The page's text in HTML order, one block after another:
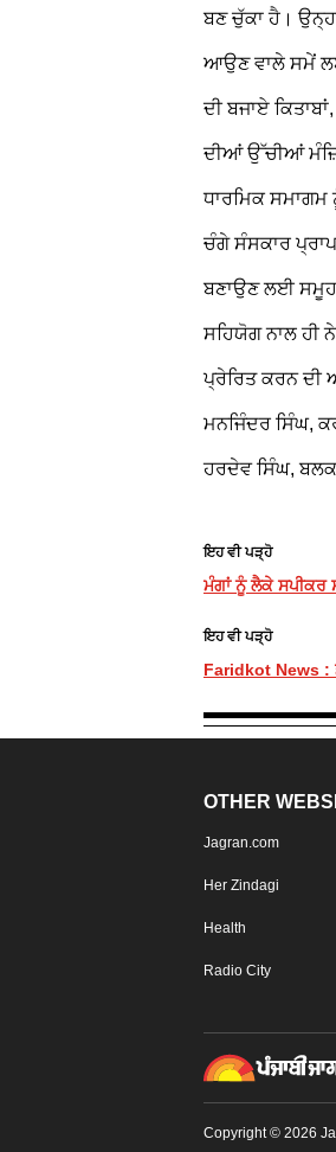
ਬਣ ਚੁੱਕਾ ਹੈ।
ਆਉਣ ਵਾਲੇ ਸਮੇਂ
ਦੀ ਬਜਾਏ
ਦੀਆਂ ਉੱਚੀਆਂ
ਧਾਰਮਿਕ ਸਮਾਗਮ
ਚੰਗੇ ਸੰਸਕਾਰ
ਬਣਾਉਣ ਲਈ ਸਮੂਹ
ਸਹਿਯੋਗ ਨਾਲ ਹੀ
ਪ੍ਰੇਰਿਤ ਕਰਨ ਦੀ
ਮਨਜਿੰਦਰ ਸਿੰਘ,
ਹਰਦੇਵ ਸਿੰਘ,
ਇਹ ਵੀ ਪੜ੍ਹੋ
ਮੰਗਾਂ ਨੂੰ ਲੈਕੇ ਸਪੀਕਰ
ਇਹ ਵੀ ਪੜ੍ਹੋ
Faridkot News :
OTHER
Jagran.com
Her Zindagi
Health
Radio City
Copyright © 2026